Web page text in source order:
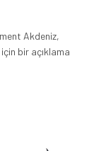
Akdeniz,
bir açıklama